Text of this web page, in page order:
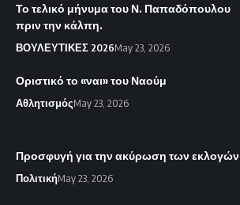
Το τελικό μήνυμα του Ν. Παπαδόπουλου
πριν την κάλπη.
ΒΟΥΛΕΥΤΙΚΕΣ 2026May 23, 2026
Οριστικό το «ναι» του Ναούμ
ΑθλητισμόςMay 23, 2026
Προσφυγή για την ακύρωση των εκλογών
ΠολιτικήMay 23, 2026